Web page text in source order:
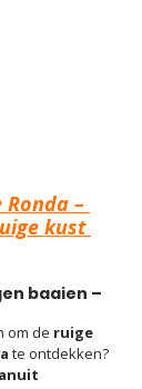
Ronda –
kust
baaien –
om de ruige
te ontdekken?